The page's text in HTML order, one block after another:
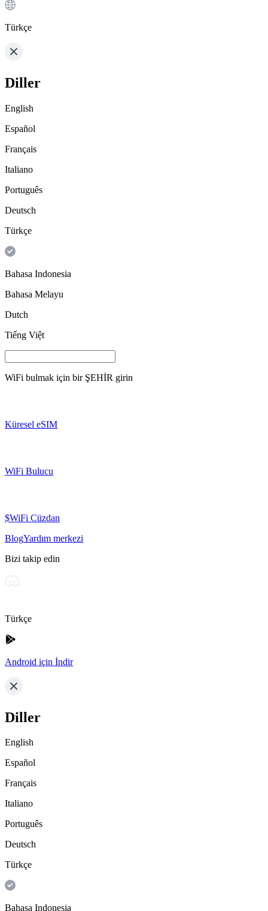
Türkçe
Diller
English
Español
Français
Italiano
Português
Deutsch
Türkçe
Bahasa Indonesia
Bahasa Melayu
Dutch
Tiếng Việt
WiFi bulmak için bir ŞEHİR girin
Küresel eSIM
WiFi Bulucu
$WiFi Cüzdan
BlogYardım merkezi
Bizi takip edin
Türkçe
Android için İndir
Diller
English
Español
Français
Italiano
Português
Deutsch
Türkçe
Bahasa Indonesia